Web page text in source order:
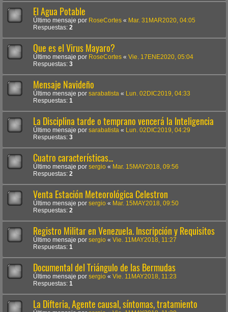
El Agua Potable
Último mensaje por RoseCortes « Mar. 31MAR2020, 04:05
Respuestas: 2
Que es el Virus Mayaro?
Último mensaje por RoseCortes « Vie. 17ENE2020, 05:04
Respuestas: 3
Mensaje Navideño
Último mensaje por sarabatista «
Lun. 02DIC2019, 04:33
Respuestas: 1
La Disciplina tarde o temprano vencerá la Inteligencia
Último mensaje por sarabatista «
Lun. 02DIC2019, 04:29
Respuestas: 3
Cuatro características...
Último mensaje por sergio « Mar. 15MAY2018, 09:56
Respuestas: 2
Venta Estación Meteorológica Celestron
Último mensaje por sergio « Mar. 15MAY2018, 09:50
Respuestas: 2
Registro Militar en Venezuela. Inscripción y Requisitos
Último mensaje por sergio « Vie. 11MAY2018, 11:27
Respuestas: 1
Documental del Triángulo de las Bermudas
Último mensaje por sergio « Vie. 11MAY2018, 11:23
Respuestas: 1
La Difteria, Agente causal, síntomas, tratamiento